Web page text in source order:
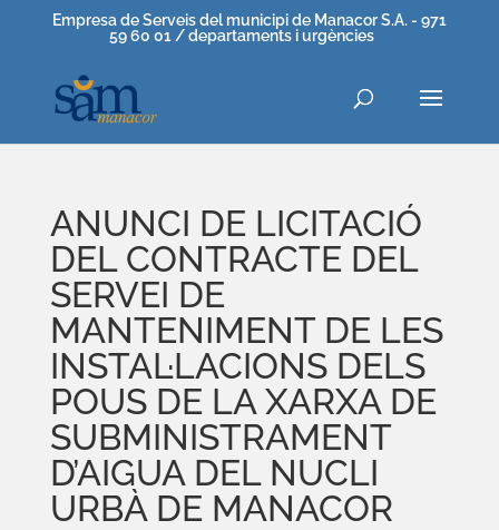
Empresa de Serveis del municipi de Manacor S.A. - 971
59 60 01 / departaments i urgències
ANUNCI DE LICITACIÓ
DEL CONTRACTE DEL
SERVEI DE
MANTENIMENT DE LES
INSTAL·LACIONS DELS
POUS DE LA XARXA DE
SUBMINISTRAMENT
D’AIGUA DEL NUCLI
URBÀ DE MANACOR